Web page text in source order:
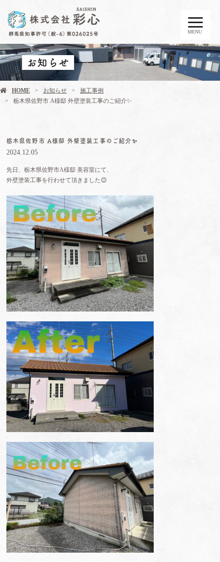
MENU
お知らせ
HOME お知らせ
施工事例
栃木県佐野市 A様邸 外壁塗装工事のご紹介✨
栃木県佐野市 A様邸 外壁塗装工事のご紹介✨
2024.12.05
先日、栃木県佐野市A様邸 美容室にて、
外壁塗装工事を行わせて頂きました😊